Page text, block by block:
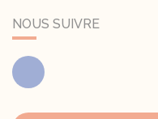
NOUS SUIVRE
Facebook